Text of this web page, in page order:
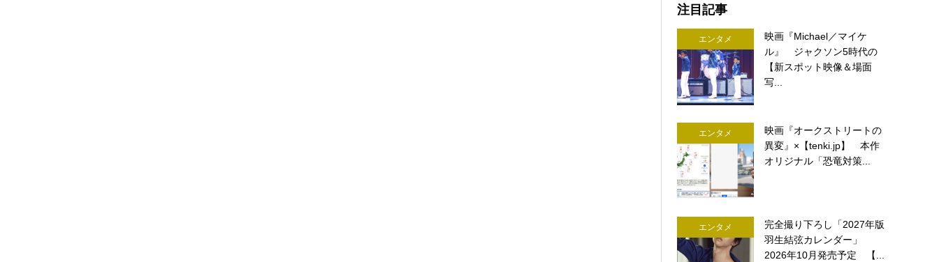
注目記事
エンタメ
映画『Michael／マイケ
ル』 ジャクソン5時代の
【新スポット映像＆場面
写...
エンタメ
映画『オークストリートの
異変』×【tenki.jp】 本作
オリジナル「恐竜対策...
エンタメ
完全撮り下ろし「2027年版
羽生結弦カレンダー」
2026年10月発売予定 【...